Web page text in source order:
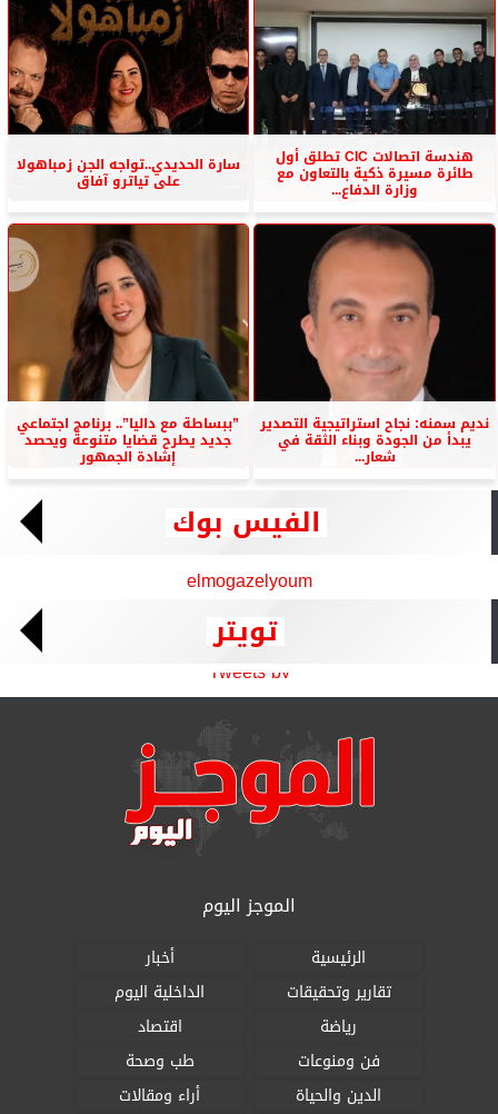
هندسة اتصالات CIC تطلق أول
طائرة مسيرة ذكية بالتعاون مع
وزارة الدفاع...
سارة الحديدي..تواجه الجن زمباهولا
على تياترو آفاق
نديم سمنه: نجاح استراتيجية التصدير
يبدأ من الجودة وبناء الثقة في
شعار...
”ببساطة مع داليا”.. برنامج اجتماعي
جديد يطرح قضايا متنوعة ويحصد
إشادة الجمهور
الفيس بوك
elmogazelyoum
تويتر
Tweets by
الموجز اليوم
الرئيسية
أخبار
تقارير وتحقيقات
الداخلية اليوم
رياضة
اقتصاد
فن ومنوعات
طب وصحة
الدين والحياة
أراء ومقالات